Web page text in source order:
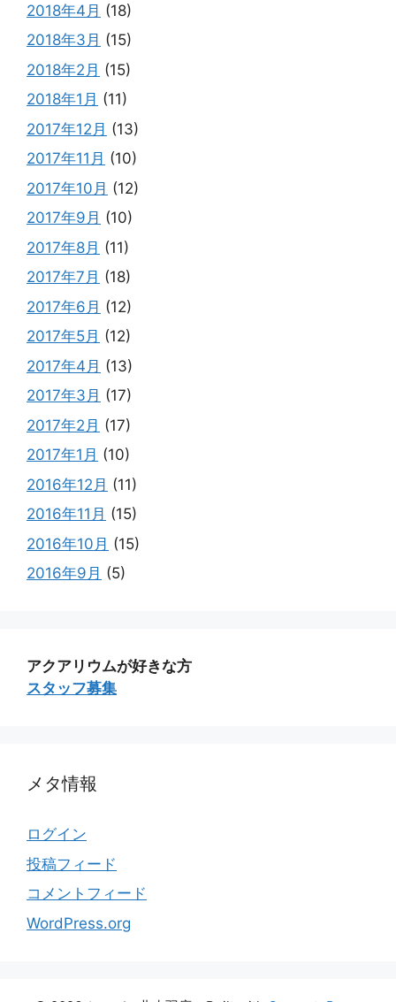
2018年4月 (18)
2018年3月 (15)
2018年2月 (15)
2018年1月 (11)
2017年12月 (13)
2017年11月 (10)
2017年10月 (12)
2017年9月 (10)
2017年8月 (11)
2017年7月 (18)
2017年6月 (12)
2017年5月 (12)
2017年4月 (13)
2017年3月 (17)
2017年2月 (17)
2017年1月 (10)
2016年12月 (11)
2016年11月 (15)
2016年10月 (15)
2016年9月 (5)
アクアリウムが好きな方
スタッフ募集
メタ情報
ログイン
投稿フィード
コメントフィード
WordPress.org